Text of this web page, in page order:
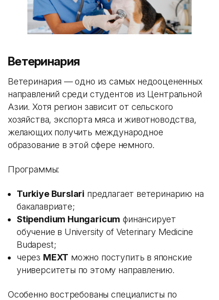
Ветеринария
Ветеринария — одно из самых недооцененных
направлений среди студентов из Центральной
Азии. Хотя регион зависит от сельского
хозяйства, экспорта мяса и животноводства,
желающих получить международное
образование в этой сфере немного.
Программы:
Turkiye Burslari предлагает ветеринарию на
бакалавриате;
Stipendium Hungaricum финансирует
обучение в University of Veterinary Medicine
Budapest;
через MEXT можно поступить в японские
университеты по этому направлению.
Особенно востребованы специалисты по